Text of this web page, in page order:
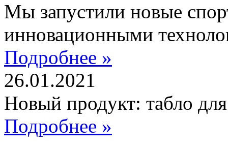
Мы запустили новые
инновационными
Подробнее »
26.01.2021
Новый продукт: табло
Подробнее »